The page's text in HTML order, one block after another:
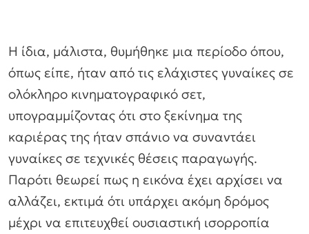
Η ίδια, μάλιστα, θυμήθηκε μια περίοδο όπου,
όπως είπε, ήταν από τις ελάχιστες γυναίκες σε
ολόκληρο κινηματογραφικό σετ,
υπογραμμίζοντας ότι στο ξεκίνημα της
καριέρας της ήταν σπάνιο να συναντάει
γυναίκες σε τεχνικές θέσεις παραγωγής.
Παρότι θεωρεί πως η εικόνα έχει αρχίσει να
αλλάζει, εκτιμά ότι υπάρχει ακόμη δρόμος
μέχρι να επιτευχθεί ουσιαστική ισορροπία